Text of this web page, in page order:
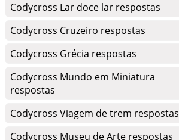
Codycross Lar doce lar respostas
Codycross Cruzeiro respostas
Codycross Grécia respostas
Codycross Mundo em Miniatura
respostas
Codycross Viagem de trem respostas
Codycross Museu de Arte respostas